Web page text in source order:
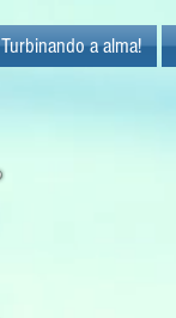
Turbinando a alma!